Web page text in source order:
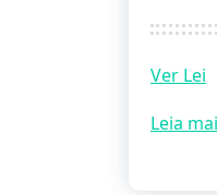
Ver Lei
Leia